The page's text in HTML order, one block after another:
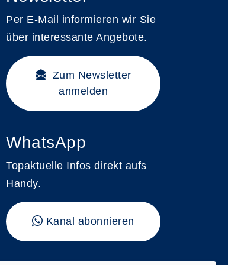
Per E-Mail informieren wir Sie
über interessante Angebote.
Zum Newsletter
anmelden
WhatsApp
Topaktuelle Infos direkt aufs
Handy.
Kanal abonnieren